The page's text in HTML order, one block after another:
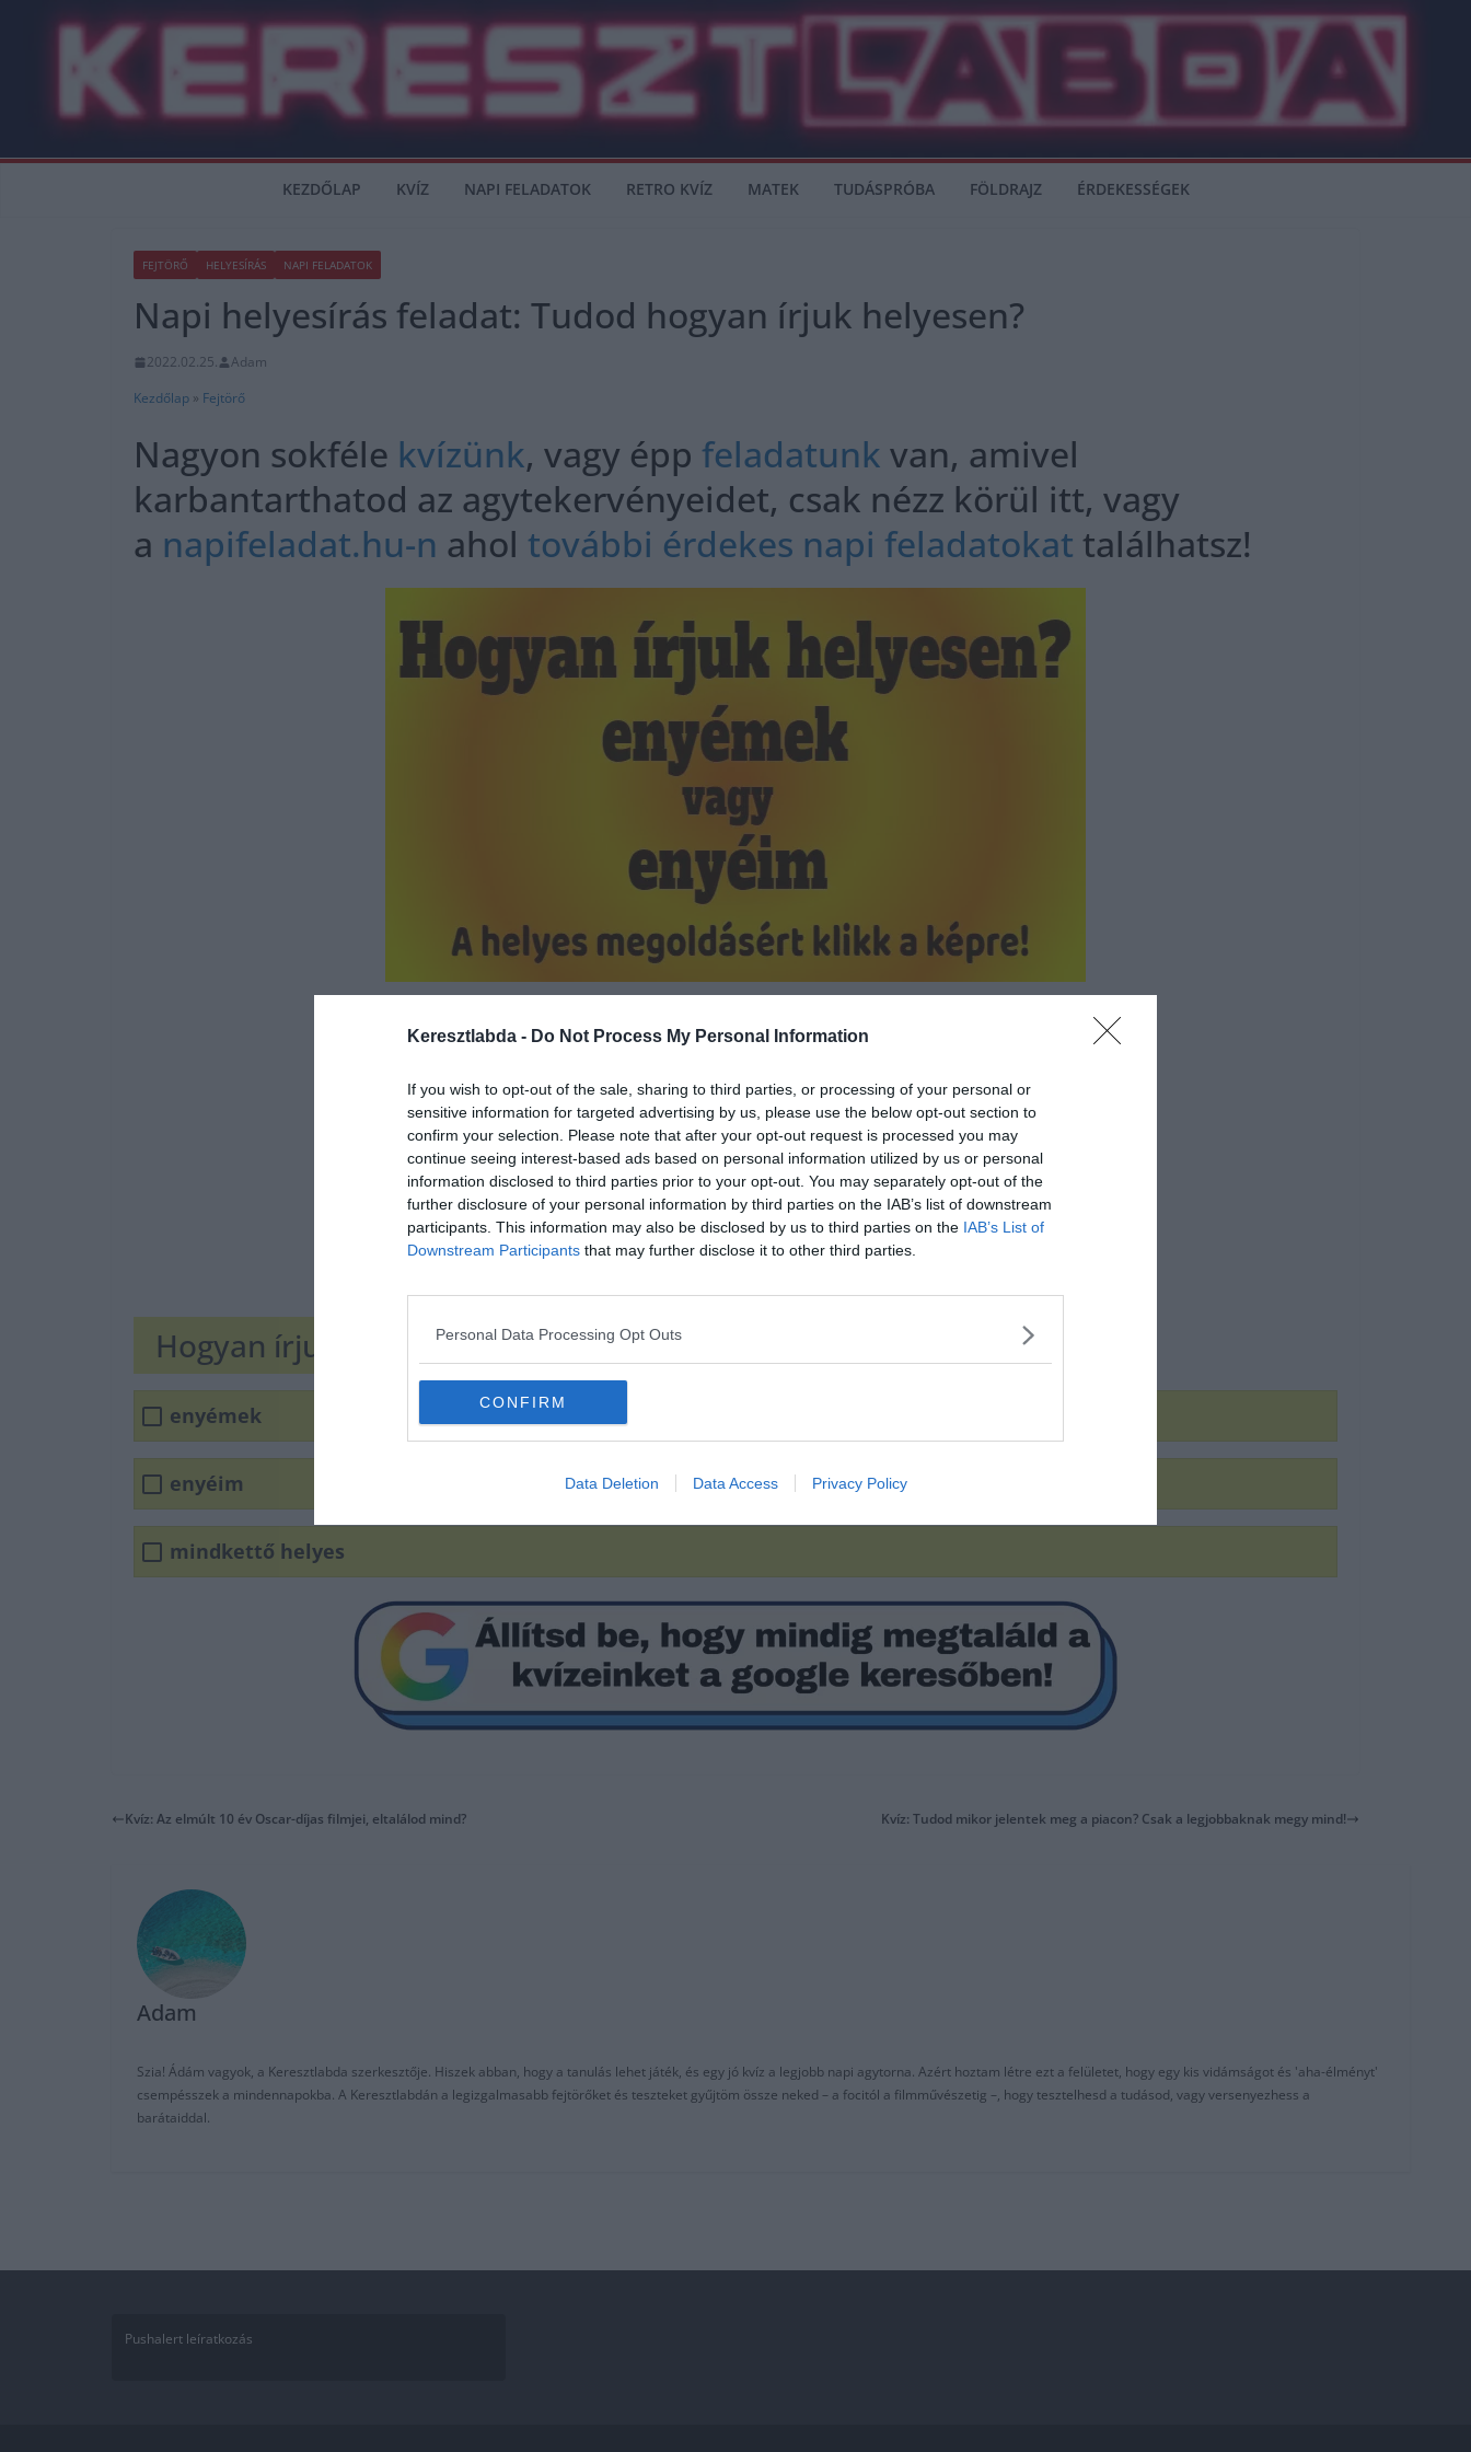
Keresztlabda - Do Not Process My Personal Information
If you wish to opt-out of the sale, sharing to third parties, or processing of your personal or
sensitive information for targeted advertising by us, please use the below opt-out section to
confirm your selection. Please note that after your opt-out request is processed you may
continue seeing interest-based ads based on personal information utilized by us or personal
information disclosed to third parties prior to your opt-out. You may separately opt-out of the
further disclosure of your personal information by third parties on the IAB’s list of downstream
participants. This information may also be disclosed by us to third parties on the IAB’s List of
Downstream Participants that may further disclose it to other third parties.
Personal Data Processing Opt Outs
CONFIRM
Data Deletion Data Access Privacy Policy
KEZDŐLAP KVÍZ NAPI FELADATOK RETRO KVÍZ MATEK TUDÁSPRÓBA FÖLDRAJZ ÉRDEKESSÉGEK
FEJTÖRŐ HELYESÍRÁS NAPI FELADATOK
Napi helyesírás feladat: Tudod hogyan írjuk helyesen?
2022.02.25.
Adam
Kezdőlap » Fejtörő
Nagyon sokféle kvízünk, vagy épp feladatunk van, amivel
karbantarthatod az agytekervényeidet, csak nézz körül itt, vagy
a napifeladat.hu-n ahol további érdekes napi feladatokat találhatsz!
Hogyan írjuk helyesen?
enyémek
enyéim
mindkettő helyes
Kvíz: Az elmúlt 10 év Oscar-díjas filmjei, eltalálod mind? Kvíz: Tudod mikor jelentek meg a piacon? Csak a legjobbaknak megy mind!
Adam
Szia! Ádám vagyok, a Keresztlabda szerkesztője. Hiszek abban, hogy a tanulás lehet játék, és egy jó kvíz a legjobb napi agytorna. Azért hoztam létre ezt a felületet, hogy egy kis vidámságot és 'aha-élményt'
csempésszek a mindennapokba. A Keresztlabdán a legizgalmasabb fejtörőket és teszteket gyűjtöm össze neked – a focitól a filmművészetig –, hogy tesztelhesd a tudásod, vagy versenyezhess a
barátaiddal.
Pushalert leíratkozás